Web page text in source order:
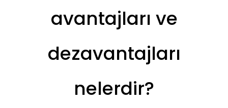
avantajları ve
dezavantajları
nelerdir?